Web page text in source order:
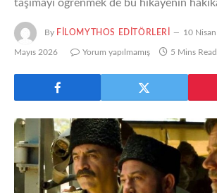
taşımayı öğrenmek de bu hikâyenin
By FILOMYTHOS EDITÖRLERI 10
Mayıs 2026 Yorum yapılmamış 5 Mins Read